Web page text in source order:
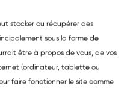
GARANCIA
Garancia Huile Ensorcelante Visage 29ml
stocker ou récupérer des
sous la forme de
être à propos de vous, de vos
(ordinateur, tablette ou
faire fonctionner le site comme